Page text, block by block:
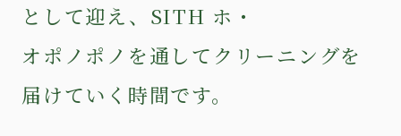
として迎え、 SITH ホ・
オポノポノ を通してクリーニングを
届けていく時間です。